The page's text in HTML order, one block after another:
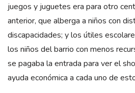
juegos y juguetes era para otro
anterior, que alberga a niños con
discapacidades; y los útiles
los niños del barrio con menos
se pagaba la entrada para ver el
ayuda económica a cada uno de